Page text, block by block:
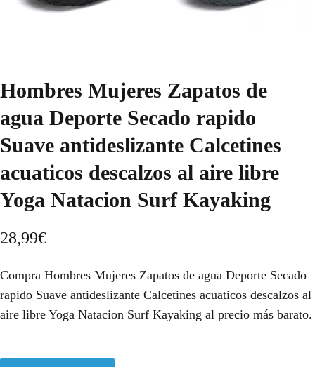
Hombres Mujeres Zapatos de
agua Deporte Secado rapido
Suave antideslizante Calcetines
acuaticos descalzos al aire libre
Yoga Natacion Surf Kayaking
28,99€
Compra Hombres Mujeres Zapatos de agua Deporte Secado
rapido Suave antideslizante Calcetines acuaticos descalzos al
aire libre Yoga Natacion Surf Kayaking al precio más barato.